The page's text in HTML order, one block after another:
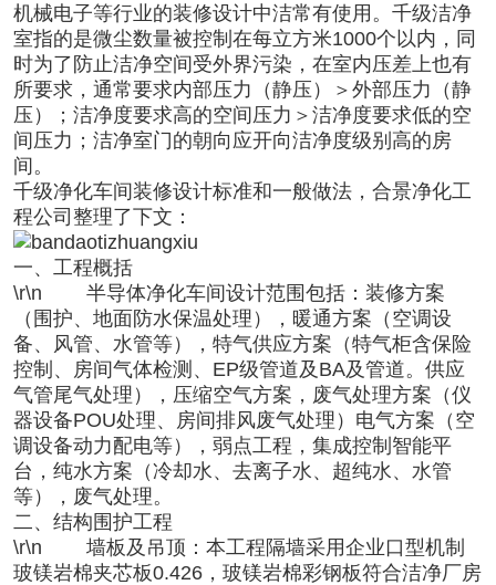
机械电子等行业的装修设计中洁常有使用。千级洁净
室指的是微尘数量被控制在每立方米1000个以内，同
时为了防止洁净空间受外界污染，在室内压差上也有
所要求，通常要求内部压力（静压）＞外部压力（静
压）；洁净度要求高的空间压力＞洁净度要求低的空
间压力；洁净室门的朝向应开向洁净度级别高的房
间。
千级净化车间装修设计标准和一般做法，合景净化工
程公司整理了下文：
一、工程概括
\r\n 半导体净化车间设计范围包括：装修方案
（围护、地面防水保温处理），暖通方案（空调设
备、风管、水管等），特气供应方案（特气柜含保险
控制、房间气体检测、EP级管道及BA及管道。供应
气管尾气处理），压缩空气方案，废气处理方案（仪
器设备POU处理、房间排风废气处理）电气方案（空
调设备动力配电等），弱点工程，集成控制智能平
台，纯水方案（冷却水、去离子水、超纯水、水管
等），废气处理。
二、结构围护工程
\r\n 墙板及吊顶： 本工程隔墙采用企业口型机制
玻镁岩棉夹芯板0.426，玻镁岩棉彩钢板符合洁净厂房